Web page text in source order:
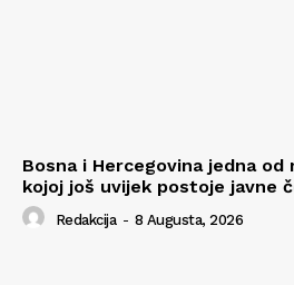
Bosna i Hercegovina jedna od
kojoj još uvijek postoje javne
Redakcija - 8 Augusta, 2026